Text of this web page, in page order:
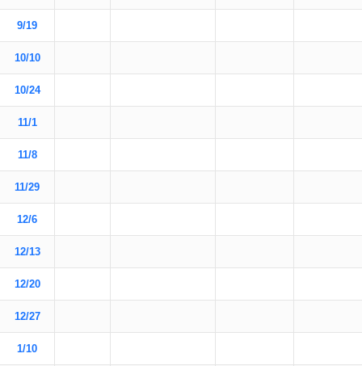
9/19
10/10
10/24
11/1
11/8
11/29
12/6
12/13
12/20
12/27
1/10